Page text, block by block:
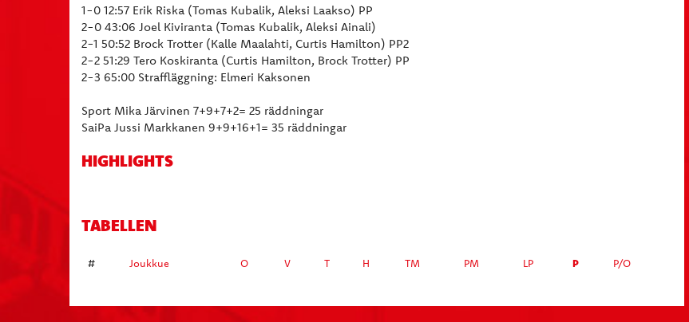
1-0 12:57 Erik Riska (Tomas Kubalik, Aleksi Laakso) PP
2-0 43:06 Joel Kiviranta (Tomas Kubalik, Aleksi Ainali)
2-1 50:52 Brock Trotter (Kalle Maalahti, Curtis Hamilton) PP2
2-2 51:29 Tero Koskiranta (Curtis Hamilton, Brock Trotter) PP
2-3 65:00 Straffläggning: Elmeri Kaksonen
Sport Mika Järvinen 7+9+7+2= 25 räddningar
SaiPa Jussi Markkanen 9+9+16+1= 35 räddningar
HIGHLIGHTS
TABELLEN
# Joukkue O V T H TM PM LP P P/O